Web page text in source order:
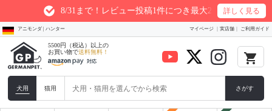
8/31まで！レビュー投稿1件につき最大200ptプレゼント
詳しく見る
アニモンダ | ハンター マイページ 実店舗 ご利用ガイド
5500円（税込）以上の
お買い物で送料無料！ local_grocery_store
犬用 猫用 さがす